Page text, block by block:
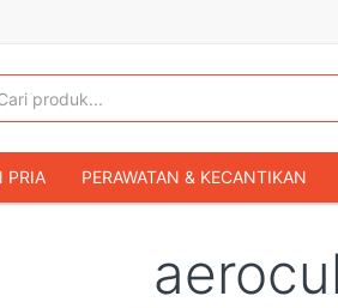
PRIA PERAWATAN & KECANTIKAN
FASHION BAYI &